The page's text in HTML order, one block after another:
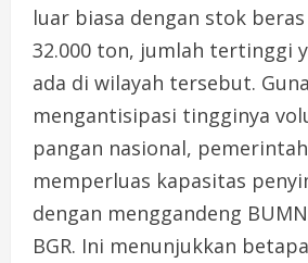
luar biasa dengan stok
32.000 ton, jumlah tertinggi
ada di wilayah tersebut. Guna
mengantisipasi tingginya
pangan nasional,
memperluas kapasitas
dengan menggandeng
BGR. Ini menunjukkan